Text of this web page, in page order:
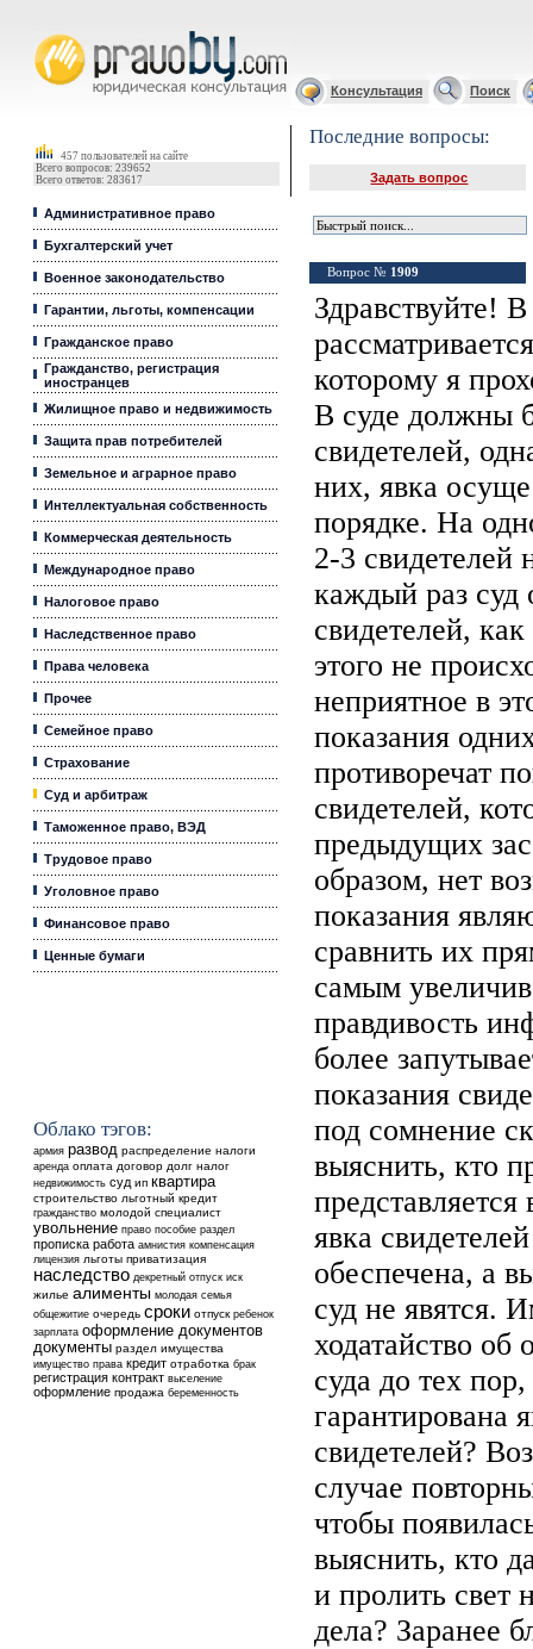
Консультация Поиск
457 пользователей на сайте
Всего вопросов: 239652
Всего ответов: 283617
Административное право
Бухгалтерский учет
Военное законодательство
Гарантии, льготы, компенсации
Гражданское право
Гражданство, регистрация
иностранцев
Жилищное право и недвижимость
Защита прав потребителей
Земельное и аграрное право
Интеллектуальная собственность
Коммерческая деятельность
Международное право
Налоговое право
Наследственное право
Права человека
Прочее
Семейное право
Страхование
Суд и арбитраж
Таможенное право, ВЭД
Трудовое право
Уголовное право
Финансовое право
Ценные бумаги
Облако тэгов:
армия развод распределение налоги
аренда оплата договор долг налог
недвижимость суд ип квартира
строительство льготный кредит
гражданство молодой специалист
увольнение право пособие раздел
прописка работа амнистия компенсация
лицензия льготы приватизация
наследство декретный отпуск иск
жилье алименты молодая семья
общежитие очередь сроки отпуск ребенок
зарплата оформление документов
документы раздел имущества
имущество права кредит отработка брак
регистрация контракт выселение
оформление продажа беременность
Последние вопросы:
Задать вопрос
Вопрос № 1909
Здравствуйте!
которому я
В суде должны
свидетелей,
них, явка
порядке. На
2-3 свидетелей
каждый раз суд
свидетелей,
этого не
неприятное в
показания
противоречат
свидетелей,
предыдущих
образом, нет
показания
сравнить их
самым
правдивость
более
показания
под сомнение
выяснить, кто
явка
обеспечена, а
суд не явятся.
ходатайство об
суда до тех
гарантирована
свидетелей?
случае
чтобы
выяснить, кто
и пролить свет
дела? Заранее